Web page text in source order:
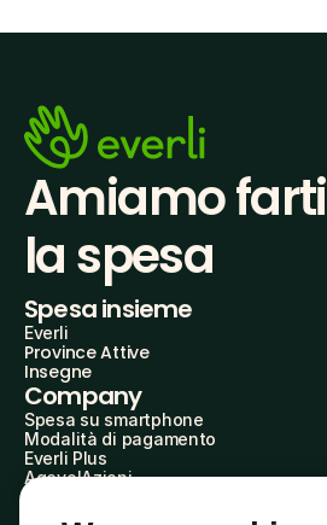
Amiamo farti
la spesa
Spesa insieme
Everli
Province Attive
Insegne
Company
Spesa su smartphone
Modalità di pagamento
Everli Plus
AgevolAzioni